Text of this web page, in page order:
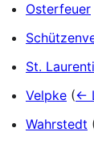
Osterfeuer
St.
Velpke (←
Wahrstedt